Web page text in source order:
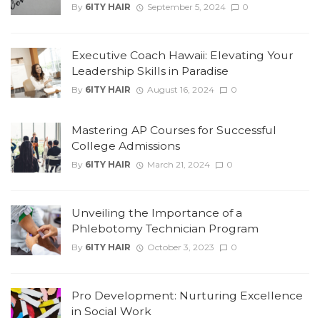
By 6ITY HAIR September 5, 2024 0
Executive Coach Hawaii: Elevating Your
Leadership Skills in Paradise
By 6ITY HAIR August 16, 2024 0
Mastering AP Courses for Successful
College Admissions
By 6ITY HAIR March 21, 2024 0
Unveiling the Importance of a
Phlebotomy Technician Program
By 6ITY HAIR October 3, 2023 0
Pro Development: Nurturing Excellence
in Social Work